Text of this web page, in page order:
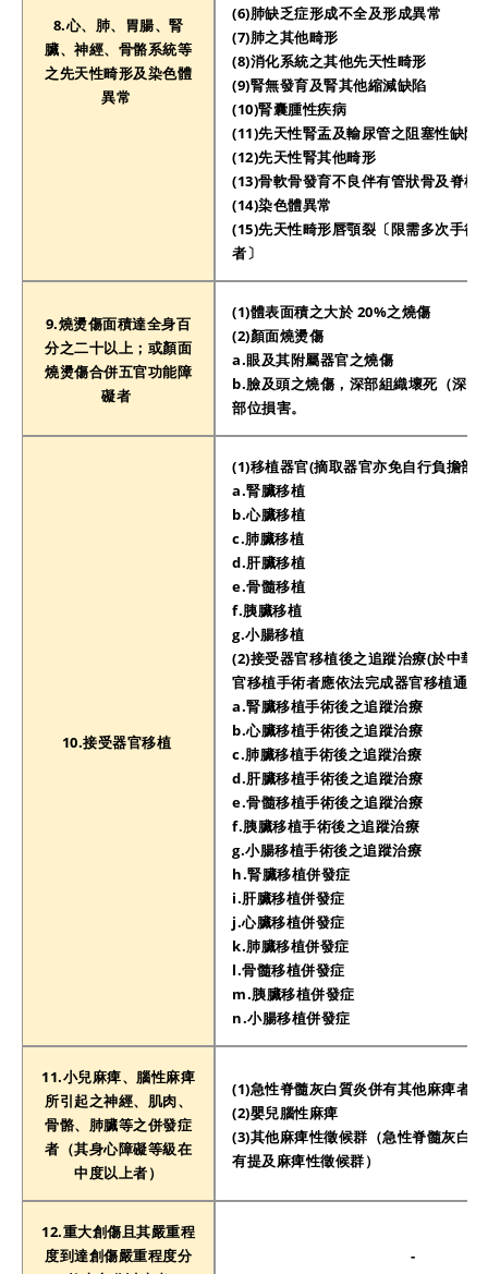
8.心、肺、胃腸、腎
臟、神經、骨骼系統等
之先天性畸形及染色體
異常
(6)肺缺乏症形成不全及形成異常
(7)肺之其他畸形
(8)消化系統之其他先天性畸形
(9)腎無發育及腎其他縮減缺陷
(10)腎囊腫性疾病
(11)先天性腎盂及輸尿管之阻塞性缺陷
(12)先天性腎其他畸形
(13)骨軟骨發育不良伴有管狀骨及脊椎
(14)染色體異常
(15)先天性畸形唇顎裂〔限需多次手術
者〕
9.燒燙傷面積達全身百
分之二十以上；或顏面
燒燙傷合併五官功能障
礙者
(1)體表面積之大於 20%之燒傷
(2)顏面燒燙傷
a.眼及其附屬器官之燒傷
b.臉及頭之燒傷，深部組織壞死（深三
部位損害。
10.接受器官移植
(1)移植器官(摘取器官亦免自行負擔部
a.腎臟移植
b.心臟移植
c.肺臟移植
d.肝臟移植
e.骨髓移植
f.胰臟移植
g.小腸移植
(2)接受器官移植後之追蹤治療(於中華
官移植手術者應依法完成器官移植通報)
a.腎臟移植手術後之追蹤治療
b.心臟移植手術後之追蹤治療
c.肺臟移植手術後之追蹤治療
d.肝臟移植手術後之追蹤治療
e.骨髓移植手術後之追蹤治療
f.胰臟移植手術後之追蹤治療
g.小腸移植手術後之追蹤治療
h.腎臟移植併發症
i.肝臟移植併發症
j.心臟移植併發症
k.肺臟移植併發症
l.骨髓移植併發症
m.胰臟移植併發症
n.小腸移植併發症
11.小兒麻痺、腦性麻痺
所引起之神經、肌肉、
骨骼、肺臟等之併發症
者（其身心障礙等級在
中度以上者）
(1)急性脊髓灰白質炎併有其他麻痺者
(2)嬰兒腦性麻痺
(3)其他麻痺性徵候群（急性脊髓灰白
有提及麻痺性徵候群）
12.重大創傷且其嚴重程
度到達創傷嚴重程度分
-